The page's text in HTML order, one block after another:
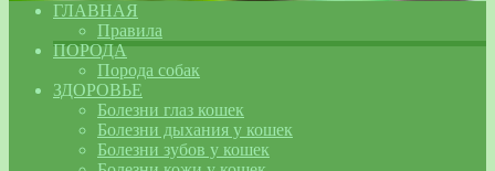
ГЛАВНАЯ
Правила
ПОРОДА
Порода собак
ЗДОРОВЬЕ
Болезни глаз кошек
Болезни дыхания у кошек
Болезни зубов у кошек